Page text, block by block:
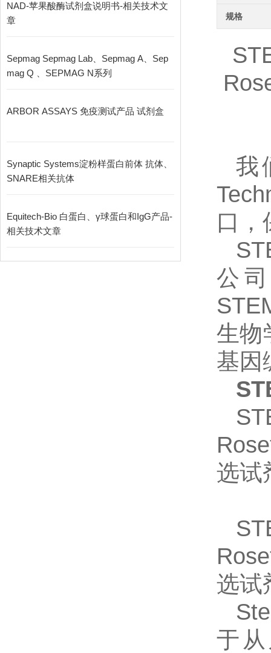
NAD-苹果酸酶试剂盒说明书-相关技术文
章
Sepmag Sepmag Lab、Sepmag A、Sep
mag Q 、SEPMAG N系列
ARBOR ASSAYS 免疫测试产品 试剂盒
Synaptic Systems淀粉样蛋白前体 抗体、
SNARE相关抗体
Equitech-Bio 白蛋白、γ球蛋白和IgG产品-
相关技术文章
规格
我
口，
公
生物
基因
选试
选试
于